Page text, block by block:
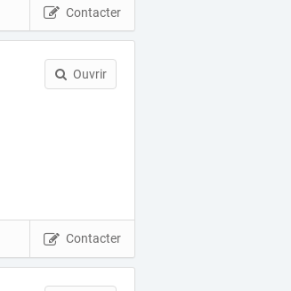
Contacter
Ouvrir
Contacter